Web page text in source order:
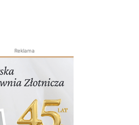
Reklama